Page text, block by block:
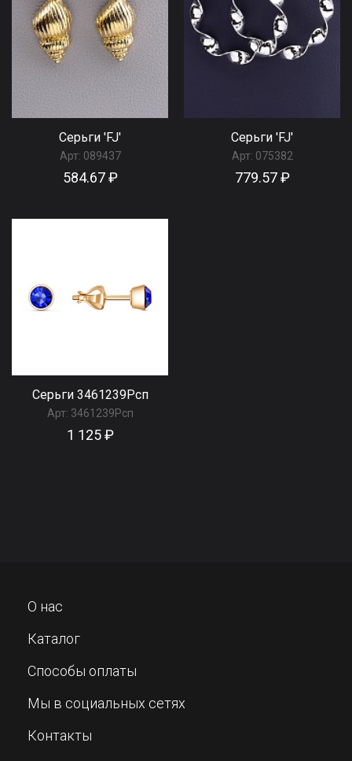
Серьги 'FJ'
Арт: 089437
584.67 ₽
Серьги 'FJ'
Арт: 075382
779.57 ₽
Серьги 3461239Рсп
Арт: 3461239Рсп
1 125 ₽
О нас
Каталог
Способы оплаты
Мы в социальных сетях
Контакты